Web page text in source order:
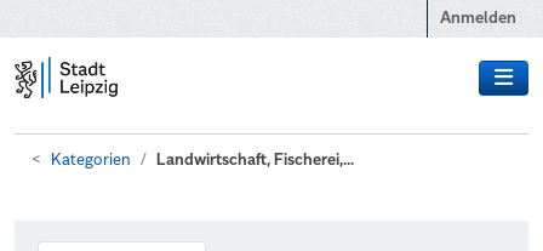
Anmelden
Kategorien Landwirtschaft, Fischerei,...